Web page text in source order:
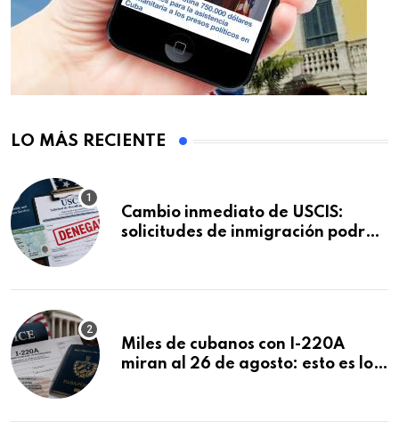
LO MÁS RECIENTE
Cambio inmediato de USCIS:
solicitudes de inmigración podrán
Miles de cubanos con I-220A
miran al 26 de agosto: esto es lo